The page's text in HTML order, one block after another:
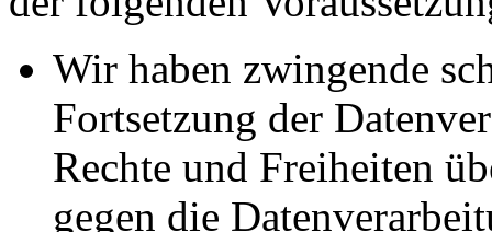
Wir haben zwingende
Fortsetzung der
Rechte und Freiheiten
gegen die